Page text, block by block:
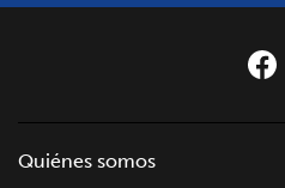
Quiénes somos